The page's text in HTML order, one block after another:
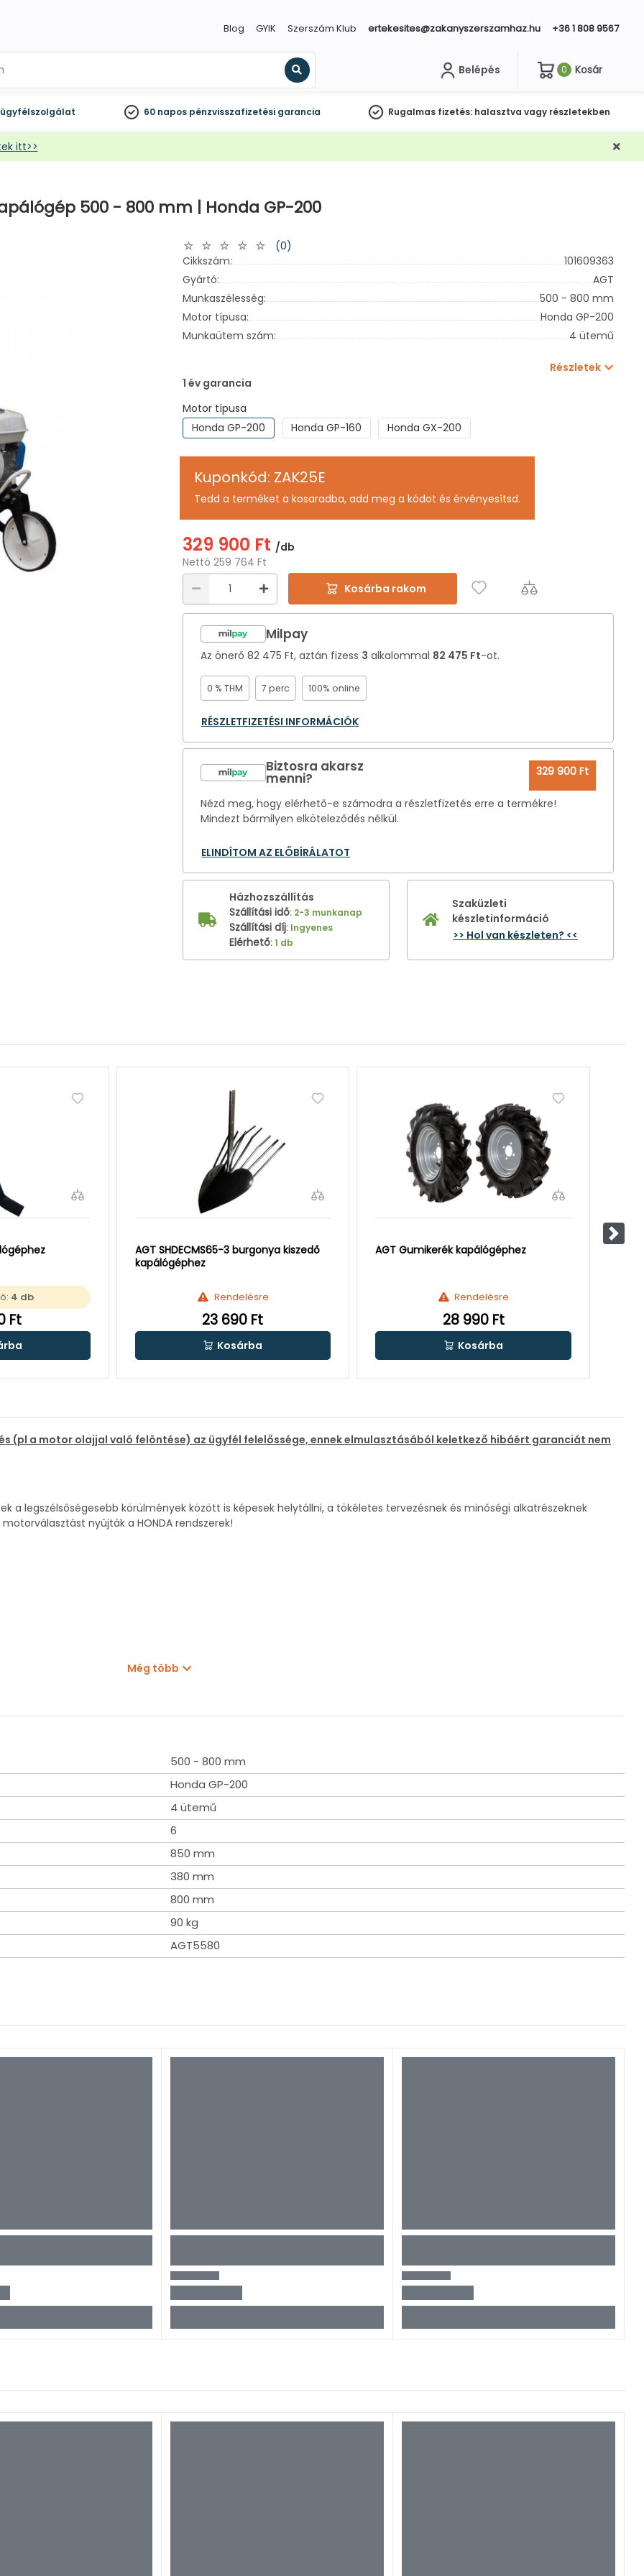
Blog GYIK Szerszám Klub ertekesites@zakanyszerszamhaz.hu +36 1 808 9567
Keresés
Belépés 0 Kosár
ügyfélszolgálat 60 napos pénzvisszafizetési garancia Rugalmas fizetés: halasztva vagy részletekben
itt>>
500 - 800 mm | Honda GP-200
(0)
Cikkszám:
101609363
Gyártó:
AGT
Munkaszélesség:
500 - 800 mm
Motor típusa:
Honda GP-200
Munkaütem szám:
4 ütemű
Részletek
1 év garancia
Motor típusa
Honda GP-200
Honda GP-160 Honda GX-200
Kuponkód: ZAK25E
Tedd a terméket a kosaradba, add meg a kódot és érvényesítsd.
329 900 Ft /db
Nettó 259 764 Ft
Kosárba rakom
Milpay
Az önerő 82 475 Ft, aztán fizess 3 alkalommal 82 475 Ft-ot.
0 % THM 7 perc 100% online
RÉSZLETFIZETÉSI INFORMÁCIÓK
Biztosra akarsz
menni? 329 900 Ft
Nézd meg, hogy elérhető-e számodra a részletfizetés erre a termékre!
Mindezt bármilyen elköteleződés nélkül.
ELINDÍTOM AZ ELŐBÍRÁLATOT
Házhozszállítás
Szállítási idő: 2-3 munkanap
Szállítási díj: Ingyenes
Elérhető:1 db
Szaküzleti
készletinformáció
>> Hol van készleten? <<
4 db
Ft
AGT SHDECMS65-3 burgonya kiszedő
kapálógéphez
Rendelésre
23 690 Ft
Kosárba
AGT Gumikerék kapálógéphez
Rendelésre
28 990 Ft
Kosárba
(pl a motor olajjal való felöntése) az ügyfél felelőssége, ennek elmulasztásából keletkező hibáért garanciát nem
a legszélsőségesebb körülmények között is képesek helytállni, a tökéletes tervezésnek és minőségi alkatrészeknek
nyújták a HONDA rendszerek!
kapálógépet?
Még több
500 - 800 mm
Honda GP-200
4 ütemű
6
850 mm
380 mm
800 mm
90 kg
AGT5580